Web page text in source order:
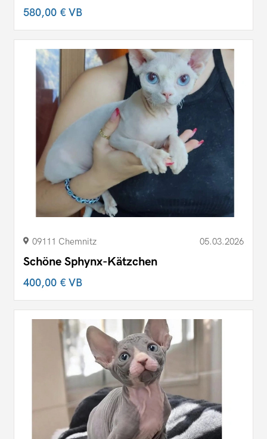
580,00 €VB
09111 Chemnitz 05.03.2026
Schöne Sphynx-Kätzchen
400,00 €VB